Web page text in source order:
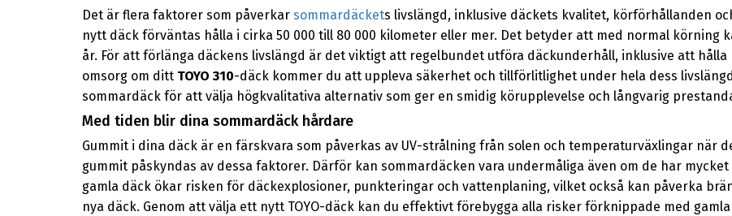
Det är flera faktorer som påverkar sommardäckets livslängd, inklusive däckets kvalitet, körförhållanden
nytt däck förväntas hålla i cirka 50 000 till 80 000 kilometer eller mer. Det betyder att med normal körning
år. För att förlänga däckens livslängd är det viktigt att regelbundet utföra däckunderhåll, inklusive att
omsorg om ditt TOYO 310-däck kommer du att uppleva säkerhet och tillförlitlighet under hela dess
sommardäck för att välja högkvalitativa alternativ som ger en smidig körupplevelse och långvarig
Med tiden blir dina sommardäck hårdare
Gummit i dina däck är en färskvara som påverkas av UV-strålning från solen och temperaturväxlingar när
gummit påskyndas av dessa faktorer. Därför kan sommardäcken vara undermåliga även om de har
gamla däck ökar risken för däckexplosioner, punkteringar och vattenplaning, vilket också kan påverka
nya däck. Genom att välja ett nytt TOYO-däck kan du effektivt förebygga alla risker förknippade med